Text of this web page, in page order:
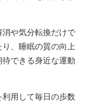
や気分転換だけで
、睡眠の質の向上
できる身近な運動
用して毎日の歩数